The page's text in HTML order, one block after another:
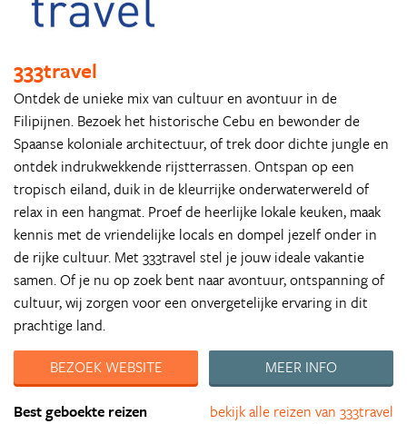
333travel
Ontdek de unieke mix van cultuur en avontuur in de
Filipijnen. Bezoek het historische Cebu en bewonder de
Spaanse koloniale architectuur, of trek door dichte jungle en
ontdek indrukwekkende rijstterrassen. Ontspan op een
tropisch eiland, duik in de kleurrijke onderwaterwereld of
relax in een hangmat. Proef de heerlijke lokale keuken, maak
kennis met de vriendelijke locals en dompel jezelf onder in
de rijke cultuur. Met 333travel stel je jouw ideale vakantie
samen. Of je nu op zoek bent naar avontuur, ontspanning of
cultuur, wij zorgen voor een onvergetelijke ervaring in dit
prachtige land.
BEZOEK WEBSITE
MEER INFO
bekijk alle reizen van 333travel
Best geboekte reizen